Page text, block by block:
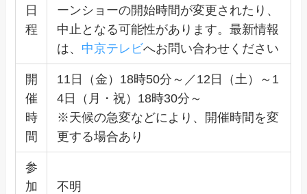
日
程
ーンショーの開始時間が変更されたり、
中止となる可能性があります。最新情報
は、 中京テレビへお問い合わせください
開
催
時
間
11日（金）18時50分～／12日（土）～1
4日（月・祝）18時30分～
※天候の急変などにより、開催時間を変
更する場合あり
参
加
不明